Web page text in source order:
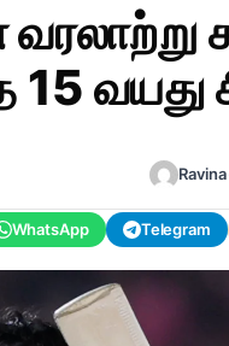
15 வயது
Ravina
WhatsApp Telegram